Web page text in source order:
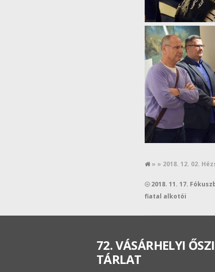
» » 2018. 12. 02.
2018. 11. 17.
fiatal alkotói
72. VÁSÁRHELYI ŐSZI
TÁRLAT